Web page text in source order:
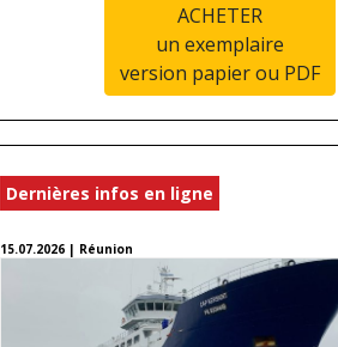
ACHETER
un exemplaire
version papier ou PDF
Dernières infos en ligne
15.07.2026 | Réunion